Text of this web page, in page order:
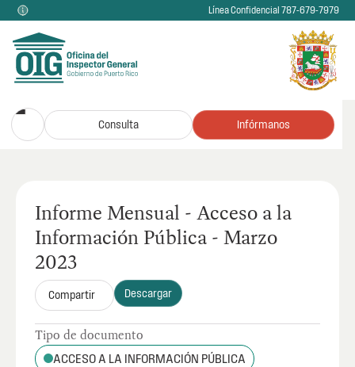
Línea Confidencial 787-679-7979
Consulta Infórmanos
Informe Mensual - Acceso a la
Información Pública - Marzo
2023
Compartir Descargar
Tipo de documento
ACCESO A LA INFORMACIÓN PÚBLICA